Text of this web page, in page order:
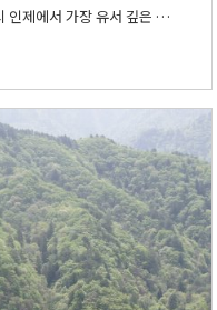
인제에서 가장 유서 깊은 곳, 누정 건림의 효시 인제에서 가장 유서 깊은 곳으로 소양강 상류인 내린천이 기린 방면으로부터 흘러 들고 서화 방면 인북천과 용대 방면 북천이 합류 후 흘러들어 이 지점에서 합류한다는 것에 연유해 명명된 정자로써 조선시대 중엽부터 합강정으로 불려 내려오고 있다.